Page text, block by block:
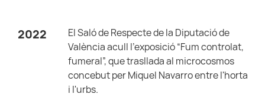
2022
El Saló de Respecte de la Diputació de
València acull l'exposició “Fum controlat,
fumeral”, que trasllada al microcosmos
concebut per Miquel Navarro entre l'horta
i l'urbs.